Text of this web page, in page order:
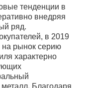
тенденции в
внедряя
ряд.
в 2019
на рынок серию
характерно
Благодаря